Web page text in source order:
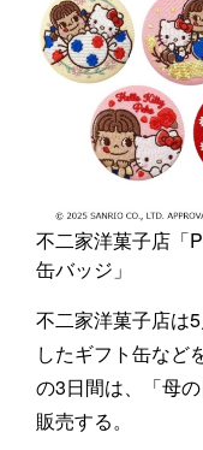
不二家洋菓子店「
缶バッジ」
不二家洋菓子店は
したギフト缶など
の3日間は、「母
販売する。